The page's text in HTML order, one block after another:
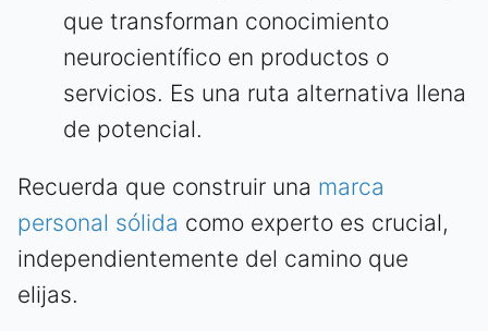
que transforman conocimiento
neurocientífico en productos o
servicios. Es una ruta alternativa llena
de potencial.
Recuerda que construir una marca
personal sólida como experto es crucial,
independientemente del camino que
elijas.